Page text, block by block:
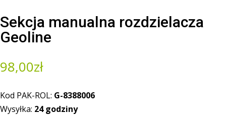
Sekcja manualna rozdzielacza
Geoline
98,00zł
Kod PAK-ROL: G-8388006
Wysyłka: 24 godziny